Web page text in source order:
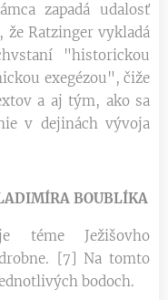
zapadá udalosť
že Ratzinger vykladá
"historickou
exegézou", čiže
a aj tým, ako sa
v dejinách vývoja
BOUBLÍKA
téme Ježišovho
[7] Na tomto
bodoch.